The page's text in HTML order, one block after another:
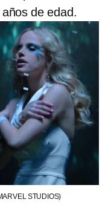
de edad.
STUDIOS)